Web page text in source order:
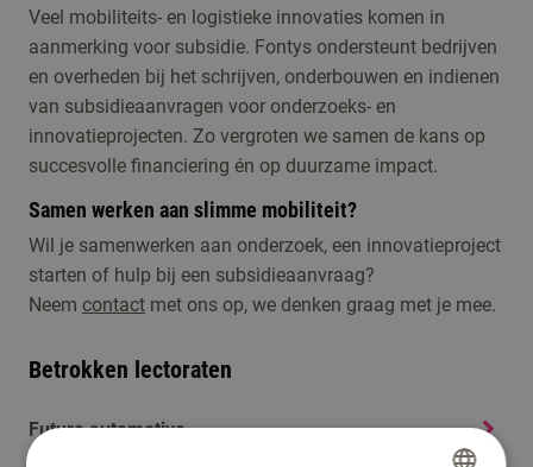
Veel mobiliteits- en logistieke innovaties komen in
aanmerking voor subsidie. Fontys ondersteunt bedrijven
en overheden bij het schrijven, onderbouwen en indienen
van subsidieaanvragen voor onderzoeks- en
innovatieprojecten. Zo vergroten we samen de kans op
succesvolle financiering én op duurzame impact.
Samen werken aan slimme mobiliteit?
Wil je samenwerken aan onderzoek, een innovatieproject
starten of hulp bij een subsidieaanvraag?
Neem contact met ons op, we denken graag met je mee.
Betrokken lectoraten
Future automotive